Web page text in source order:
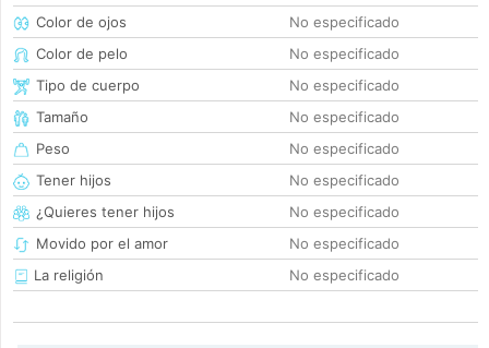
Color de ojos
No especificado
Color de pelo
No especificado
Tipo de cuerpo
No especificado
Tamaño
No especificado
Peso
No especificado
Tener hijos
No especificado
¿Quieres tener hijos
No especificado
Movido por el amor
No especificado
La religión
No especificado